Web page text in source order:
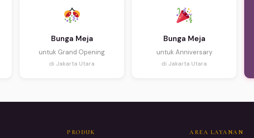
Bunga Meja
untuk Grand Opening
di Jakarta Utara
Bunga Meja
untuk Anniversary
di Jakarta Utara
PRODUK AREA LAYANAN